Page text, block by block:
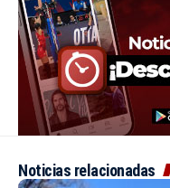
Noticias relacionadas